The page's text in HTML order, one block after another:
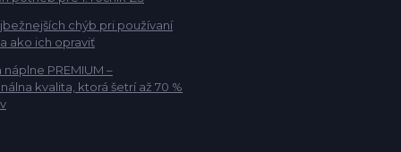
chýb pri používaní
ako ich opraviť
náplne PREMIUM –
kvalita, ktorá šetrí až 70 %